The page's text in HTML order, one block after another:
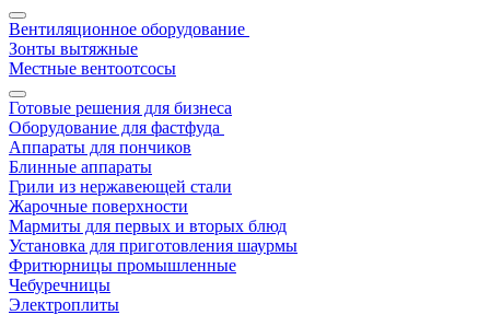
Вентиляционное оборудование
Зонты вытяжные
Местные вентоотсосы
Готовые решения для бизнеса
Оборудование для фастфуда
Аппараты для пончиков
Блинные аппараты
Грили из нержавеющей стали
Жарочные поверхности
Мармиты для первых и вторых блюд
Установка для приготовления шаурмы
Фритюрницы промышленные
Чебуречницы
Электроплиты